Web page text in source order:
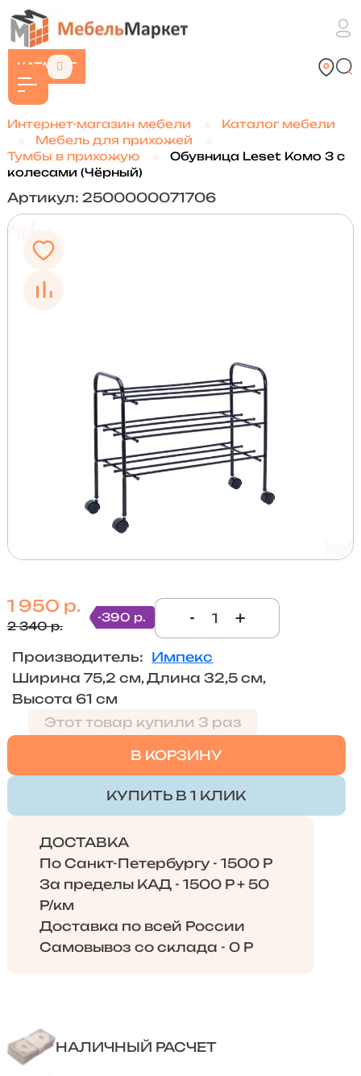
КАТАЛОГ
Интернет-магазин мебели
Каталог мебели
Мебель для прихожей
Тумбы в прихожую
Обувница Leset Комо 3 с
колесами (Чёрный)
Артикул: 2500000071706
1 950 р.
2 340 р.
-390 р. - +
Производитель: Импекс
Ширина 75,2 см, Длина 32,5 см,
Высота 61 см
Этот товар купили 3 раз
В КОРЗИНУ
КУПИТЬ В 1 КЛИК
ДОСТАВКА
По Санкт-Петербургу - 1500 Р
За пределы КАД - 1500 Р + 50
Р/км
Доставка по всей России
Самовывоз со склада - 0 Р
НАЛИЧНЫЙ РАСЧЕТ